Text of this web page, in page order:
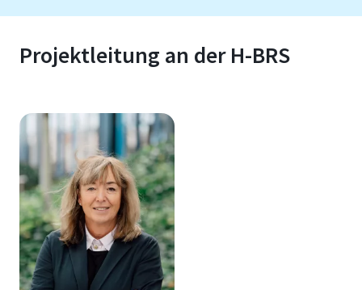
Projektleitung an der H-BRS